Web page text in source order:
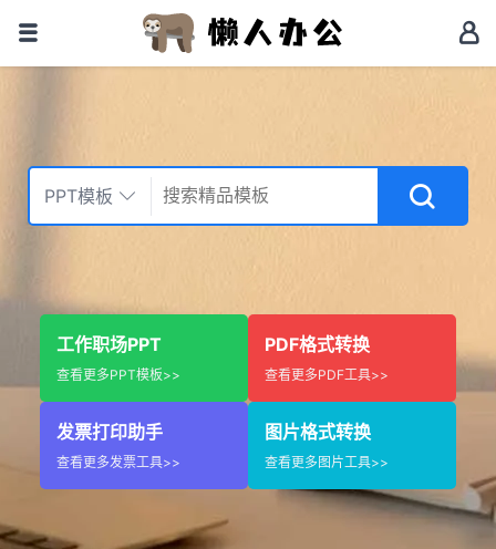
PPT模板
工作职场PPT
查看更多PPT模板>>
PDF格式转换
查看更多PDF工具>>
发票打印助手
查看更多发票工具>>
图片格式转换
查看更多图片工具>>